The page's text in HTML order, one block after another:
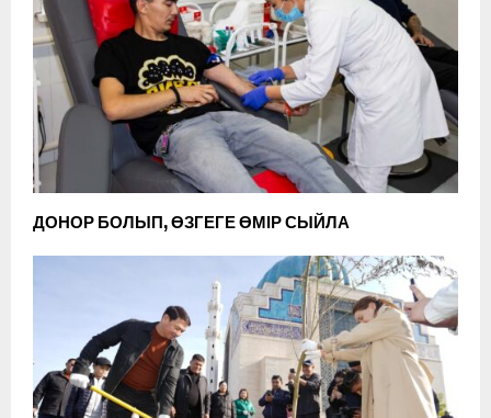
ДОНОР БОЛЫП, ӨЗГЕГЕ ӨМІР СЫЙЛА